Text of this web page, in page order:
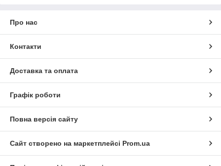
Про нас
Контакти
Доставка та оплата
Графік роботи
Повна версія сайту
Сайт створено на маркетплейсі Prom.ua